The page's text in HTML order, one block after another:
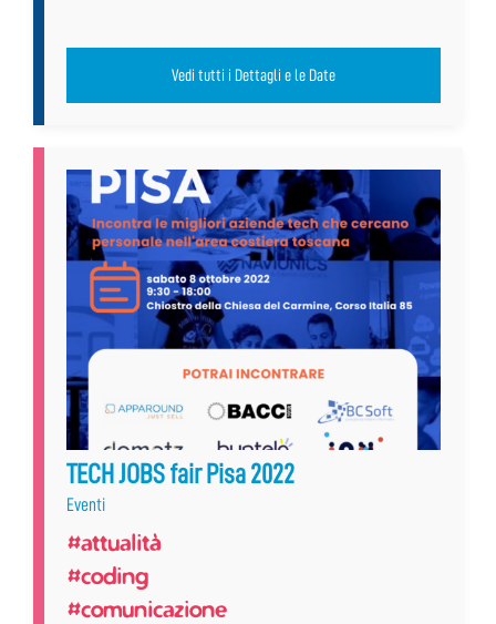
Vedi tutti i Dettagli e le Date
TECH JOBS fair Pisa 2022
Eventi
#attualità
#coding
#comunicazione